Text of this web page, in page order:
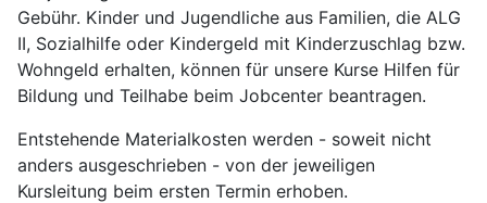
Gebühr. Kinder und Jugendliche aus Familien, die ALG
II, Sozialhilfe oder Kindergeld mit Kinderzuschlag bzw.
Wohngeld erhalten, können für unsere Kurse Hilfen für
Bildung und Teilhabe beim Jobcenter beantragen.
Entstehende Materialkosten werden - soweit nicht
anders ausgeschrieben - von der jeweiligen
Kursleitung beim ersten Termin erhoben.